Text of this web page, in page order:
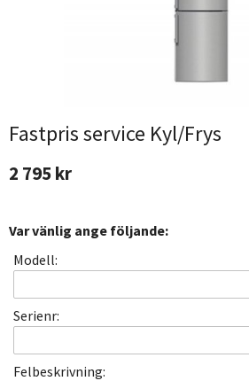
Fastpris service Kyl/Frys
2 795 kr
Var vänlig ange följande:
Modell:
Serienr:
Felbeskrivning: